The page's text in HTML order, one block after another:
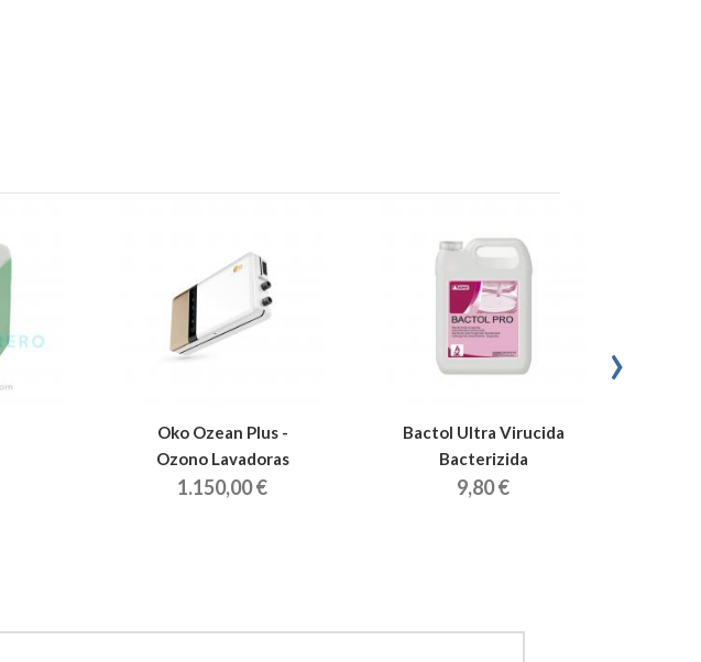
Oko Ozean Plus -
Ozono Lavadoras
1.150,00 €
Bactol Ultra Virucida
Bacterizida
9,80 €
›